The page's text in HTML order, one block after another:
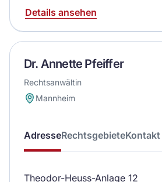
Details ansehen
Dr. Annette Pfeiffer
Rechtsanwältin
Mannheim
AdresseRechtsgebieteKontakt
Theodor-Heuss-Anlage 12